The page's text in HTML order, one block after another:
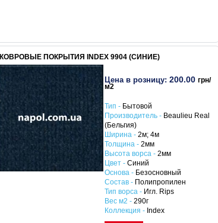
КОВРОВЫЕ ПОКРЫТИЯ INDEX 9904 (СИНИЕ)
Цена в розницу: 200.00 грн/
м2
Тип - Бытовой
Производитель - Beaulieu Real
(Бельгия)
Ширина - 2м; 4м
Толщина - 2мм
Высота ворса - 2мм
Цвет - Синий
Основа - Безосновный
Состав - Полипропилен
Тип ворса - Игл. Rips
Вес м2 - 290г
Коллекция - Index